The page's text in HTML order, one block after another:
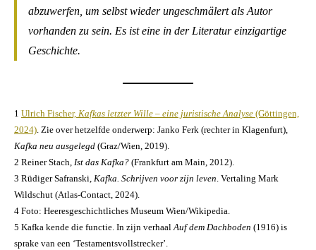
abzuwerfen, um selbst wieder ungeschmälert als Autor
vorhanden zu sein. Es ist eine in der Literatur einzigartige
Geschichte.
1 Ulrich Fischer, Kafkas letzter Wille – eine juristische Analyse (Göttingen,
2024). Zie over hetzelfde onderwerp: Janko Ferk (rechter in Klagenfurt),
Kafka neu ausgelegd (Graz/Wien, 2019).
2 Reiner Stach, Ist das Kafka? (Frankfurt am Main, 2012).
3 Rüdiger Safranski, Kafka. Schrijven voor zijn leven. Vertaling Mark
Wildschut (Atlas-Contact, 2024).
4 Foto: Heeresgeschichtliches Museum Wien/Wikipedia.
5 Kafka kende die functie. In zijn verhaalAuf dem Dachboden (1916) is
sprake van een ‘Testamentsvollstrecker’.